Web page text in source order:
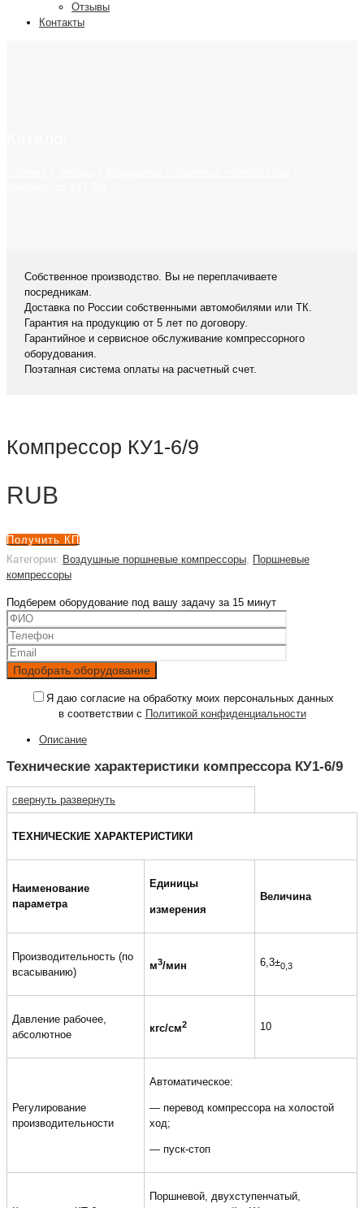
Отзывы
Контакты
Собственное производство. Вы не переплачиваете
посредникам.
Доставка по России собственными автомобилями или ТК.
Гарантия на продукцию от 5 лет по договору.
Гарантийное и сервисное обслуживание компрессорного
оборудования.
Поэтапная система оплаты на расчетный счет.
Компрессор КУ1-6/9
RUB
Получить КП
Категории: Воздушные поршневые компрессоры
Поршневые
компрессоры
Подберем оборудование под вашу задачу за 15 минут
Я даю согласие на обработку моих персональных данных
в соответствии с Политикой конфиденциальности
Описание
Технические характеристики компрессора КУ1-6/9
свернуть развернуть
ТЕХНИЧЕСКИЕ ХАРАКТЕРИСТИКИ
Наименование
параметра
Единицы
измерения
Величина
Производительность (по
всасыванию)
м3/мин 6,3±0,3
Давление рабочее,
абсолютное
кгс/см2 10
Регулирование
производительности
Автоматическое:
— перевод компрессора на холостой
ход;
— пуск-стоп
Поршневой, двухступенчатый,